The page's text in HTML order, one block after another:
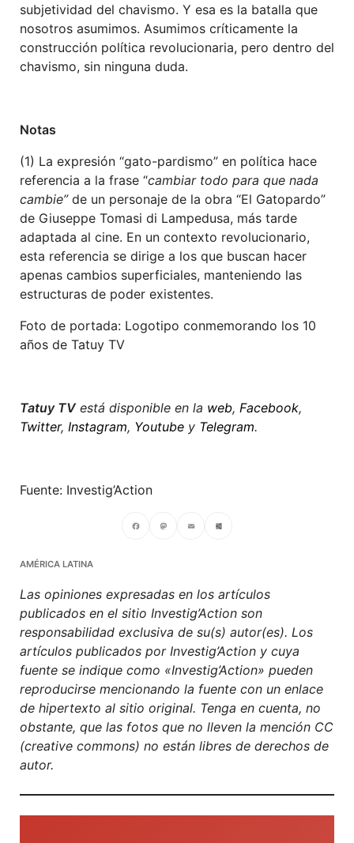
subjetividad del chavismo. Y esa es la batalla que
nosotros asumimos. Asumimos críticamente la
construcción política revolucionaria, pero dentro del
chavismo, sin ninguna duda.
Notas
(1) La expresión “gato-pardismo” en política hace
referencia a la frase “cambiar todo para que nada
cambie” de un personaje de la obra “El Gatopardo”
de Giuseppe Tomasi di Lampedusa, más tarde
adaptada al cine. En un contexto revolucionario,
esta referencia se dirige a los que buscan hacer
apenas cambios superficiales, manteniendo las
estructuras de poder existentes.
Foto de portada: Logotipo conmemorando los 10
años de Tatuy TV
Tatuy TVestá disponible en la web, Facebook,
Twitter, Instagram, Youtube y Telegram.
Fuente: Investig’Action
AMÉRICA LATINA
Las opiniones expresadas en los artículos
publicados en el sitio Investig’Action son
responsabilidad exclusiva de su(s) autor(es). Los
artículos publicados por Investig’Action y cuya
fuente se indique como «Investig’Action» pueden
reproducirse mencionando la fuente con un enlace
de hipertexto al sitio original. Tenga en cuenta, no
obstante, que las fotos que no lleven la mención CC
(creative commons) no están libres de derechos de
autor.